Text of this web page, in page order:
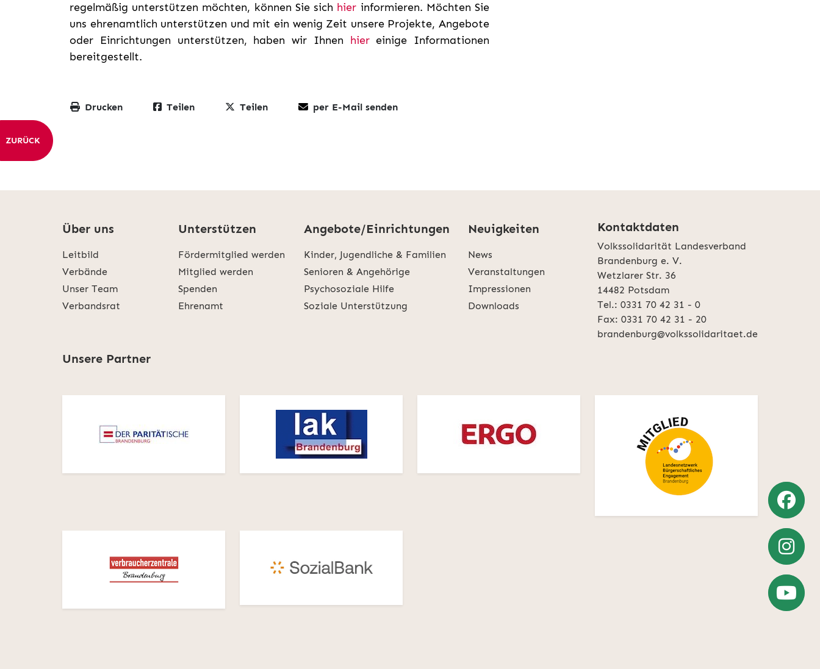
regelmäßig unterstützen möchten, können Sie sich hier informieren. Möchten Sie
uns ehrenamtlich unterstützen und mit ein wenig Zeit unsere Projekte, Angebote
oder Einrichtungen unterstützen, haben wir Ihnen hiereinige Informationen
bereitgestellt.
Drucken Teilen Teilen per E-Mail senden
ZURÜCK
Über uns
Leitbild
Verbände
Unser Team
Verbandsrat
Unterstützen
Fördermitglied werden
Mitglied werden
Spenden
Ehrenamt
Angebote/Einrichtungen
Kinder, Jugendliche & Familien
Senioren & Angehörige
Psychosoziale Hilfe
Soziale Unterstützung
Neuigkeiten
News
Veranstaltungen
Impressionen
Downloads
Kontaktdaten
Volkssolidarität Landesverband
Brandenburg e. V.
Wetzlarer Str. 36
14482 Potsdam
Tel.: 0331 70 42 31 - 0
Fax: 0331 70 42 31 - 20
brandenburg@volkssolidaritaet.de
Unsere Partner
Weiter
zu
Facebook
Weiter